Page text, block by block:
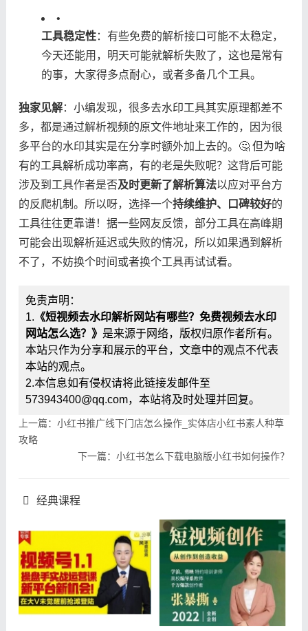
•
​工具稳定性​​：有些免费的解析接口可能不太稳定，
今天还能用，明天可能就解析失败了，这也是常有
的事，大家得多点耐心，或者多备几个工具。
​独家见解​​：小编发现，很多去水印工具其实原理都差不
多，都是通过解析视频的原文件地址来工作的，因为很
多平台的水印其实是在分享时额外加上去的。🤔 但为啥
有的工具解析成功率高，有的老是失败呢？这背后可能
涉及到工具作者是否​​及时更新了解析算法​​以应对平台方
的反爬机制。所以呀，选择一个​​持续维护、口碑较好​​的
工具往往更靠谱！据一些网友反馈，部分工具在高峰期
可能会出现解析延迟或失败的情况，所以如果遇到解析
不了，不妨换个时间或者换个工具再试试看。
免责声明：
1. 《短视频去水印解析网站有哪些？免费视频去水印
网站怎么选？》 是来源于网络，版权归原作者所有。
本站只作为分享和展示的平台，文章中的观点不代表
本站的观点。
2.本信息如有侵权请将此链接发邮件至
573943400@qq.com，本站将及时处理并回复。
上一篇：小红书推广线下门店怎么操作_实体店小红书素人种草
攻略
下一篇：小红书怎么下载电脑版小红书如何操作？
经典课程